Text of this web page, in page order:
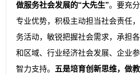
做服务社会发展的“大先生”。要充
专业优势，积极主动担当社会责任
务活动，敏锐把握社会需求，承担
和区域、行业经济社会发展、企业
智力支持。
五是培育创新思维，做